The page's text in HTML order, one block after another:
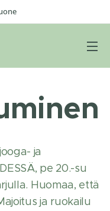
ja
pe 20.-su
Huomaa, että
ja ruokailu